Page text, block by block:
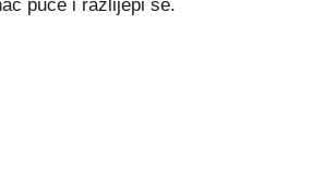
puče i razlijepi se.